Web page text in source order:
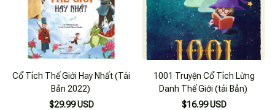
Cổ Tích Thế Giới Hay Nhất (Tái
Bản 2022)
$29.99 USD
1001 Truyện Cổ Tích Lừng
Danh Thế Giới (tái Bản)
$16.99 USD